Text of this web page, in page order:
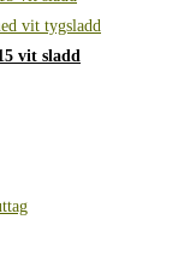
vit sladd